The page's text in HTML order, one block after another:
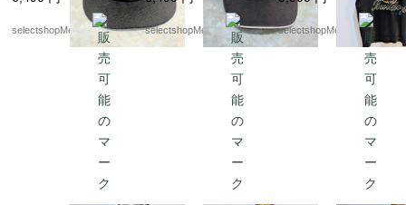
cm 7-3/8 NFL ニュー
エラ スカル 海賊
selectshopMerci.
ースタイル ラインス
トーン Harley-David
son マジックテープ l
selectshopMerci.
ク Tシャツ ROTHC
O MARINE BULDOG
selectshopMerci.